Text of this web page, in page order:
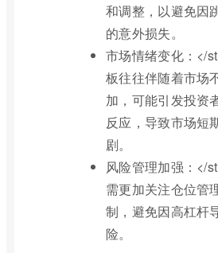
和调整，以避免因
的意外损失。
市场情绪变化：</
板往往伴随着市场
加，可能引发投资
反应，导致市场短
剧。
风险管理加强：</
需更加关注仓位管
制，避免因高杠杆
险。